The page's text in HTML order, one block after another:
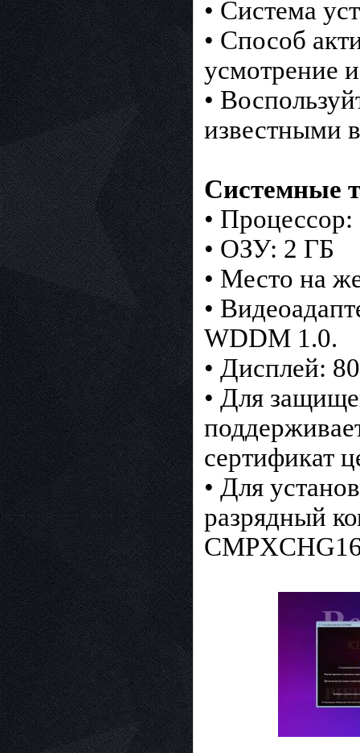
• Система
• Способ
усмотрение
•
известными
Системные
•
• ОЗУ: 2 ГБ
• Место на
•
WDDM 1.0.
• Дисплей:
• Для
сертификат
• Для
разрядный